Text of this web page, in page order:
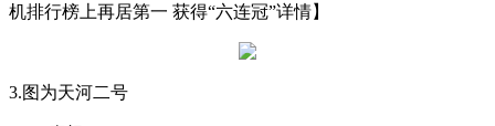
机排行榜上再居第一 获得“六连冠”详情】
3.图为天河二号